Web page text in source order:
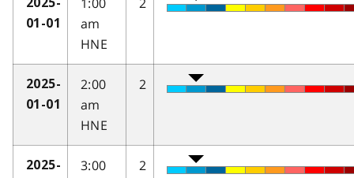
01-01
am
HNE
2025-
01-01
2:00
am
HNE
2
2025-
3:00
2